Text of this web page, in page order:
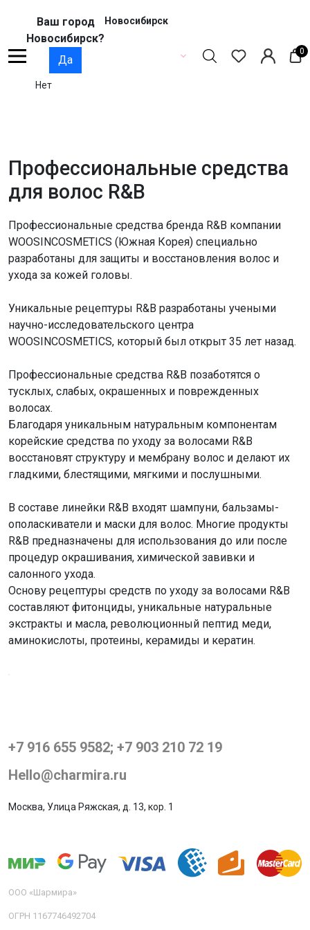
Ваш город
Новосибирск?
Да
Нет
Новосибирск
0
Профессиональные средства
для волос R&B
Профессиональные средства бренда R&B компании
WOOSINCOSMETICS (Южная Корея) специально
разработаны для защиты и восстановления волос и
ухода за кожей головы.
Уникальные рецептуры R&B разработаны учеными
научно-исследовательского центра
WOOSINCOSMETICS, который был открыт 35 лет назад.
Профессиональные средства R&B позаботятся о
тусклых, слабых, окрашенных и поврежденных
волосах.
Благодаря уникальным натуральным компонентам
корейские средства по уходу за волосами R&B
восстановят структуру и мембрану волос и делают их
гладкими, блестящими, мягкими и послушными.
В составе линейки R&B входят шампуни, бальзамы-
ополаскиватели и маски для волос. Многие продукты
R&B предназначены для использования до или после
процедур окрашивания, химической завивки и
салонного ухода.
Основу рецептуры средств по уходу за волосами R&B
составляют фитонциды, уникальные натуральные
экстракты и масла, революционный пептид меди,
аминокислоты, протеины, керамиды и кератин.
+7 916 655 9582; +7 903 210 72 19
Hello@charmira.ru
Москва, Улица Ряжская, д. 13, кор. 1
ООО «Шармира»
ОГРН 1167746492704